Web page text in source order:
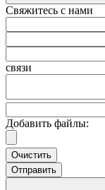
Свяжитесь с нами
связи
Добавить файлы:
Очистить
Отправить